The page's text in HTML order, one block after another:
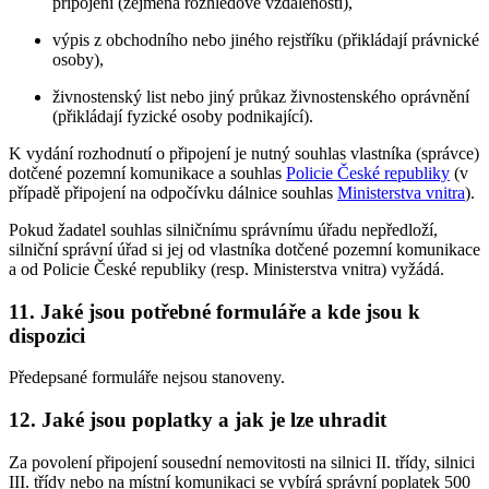
výpis z obchodního nebo jiného rejstříku (přikládají právnické
osoby),
živnostenský list nebo jiný průkaz živnostenského oprávnění
(přikládají fyzické osoby podnikající).
K vydání rozhodnutí o připojení je nutný souhlas vlastníka (správce)
dotčené pozemní komunikace a souhlas Policie České republiky (v
případě připojení na odpočívku dálnice souhlas Ministerstva vnitra).
Pokud žadatel souhlas silničnímu správnímu úřadu nepředloží,
silniční správní úřad si jej od vlastníka dotčené pozemní komunikace
a od Policie České republiky (resp. Ministerstva vnitra) vyžádá.
11. Jaké jsou potřebné formuláře a kde jsou k
dispozici
Předepsané formuláře nejsou stanoveny.
12. Jaké jsou poplatky a jak je lze uhradit
Za povolení připojení sousední nemovitosti na silnici II. třídy, silnici
III. třídy nebo na místní komunikaci se vybírá správní poplatek 500